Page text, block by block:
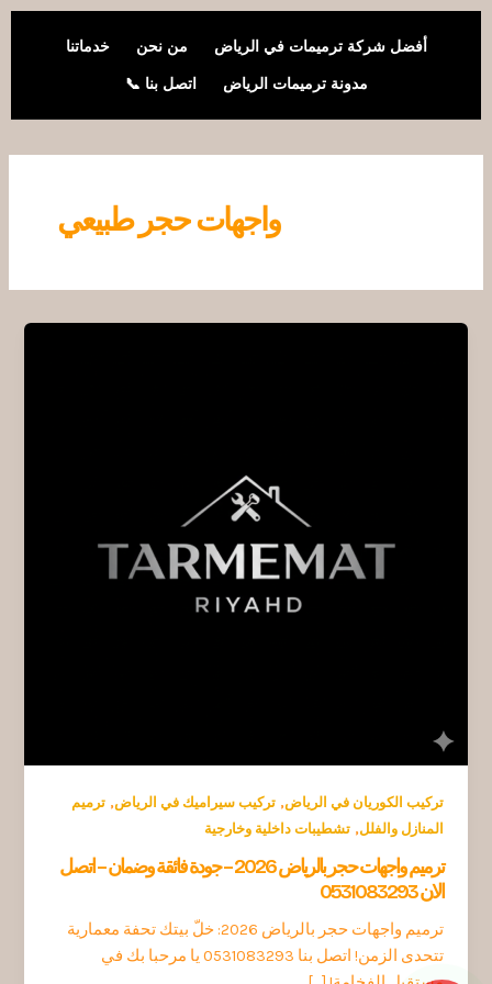
أفضل شركة ترميمات في الرياض من نحن خدماتنا
مدونة ترميمات الرياض اتصل بنا 📞
تخطي
واجهات حجر طبيعي
تركيب الكوريان في الرياض,تركيب سيراميك في الرياض,ترميم
المنازل والفلل,تشطيبات داخلية وخارجية
ترميم واجهات حجر بالرياض 2026 – جودة فائقة وضمان – اتصل
الان 0531083293
ترميم واجهات حجر بالرياض 2026: خلّ بيتك تحفة معمارية
تتحدى الزمن! اتصل بنا 0531083293 يا مرحبا بك في